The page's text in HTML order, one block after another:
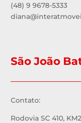
(48) 9 9678-5333
São João
Contato:
Rodovia SC 410,